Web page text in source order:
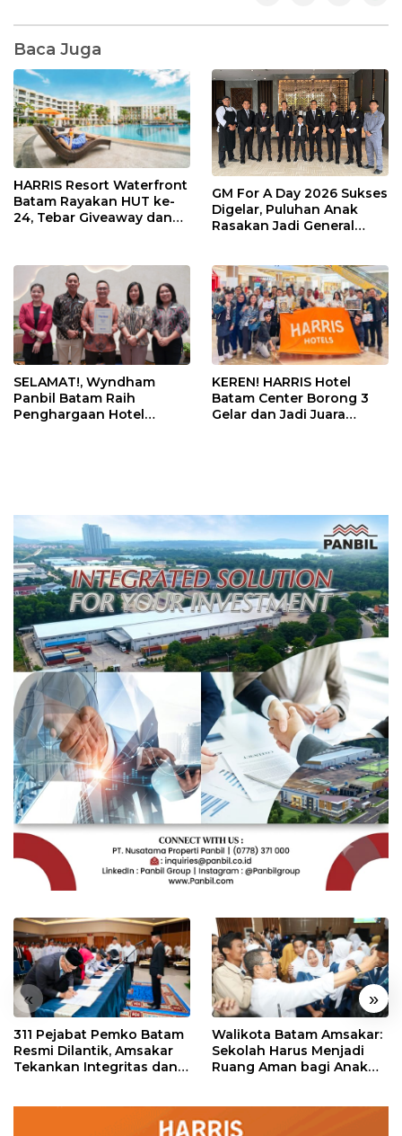
Baca Juga
HARRIS Resort Waterfront
Batam Rayakan HUT ke-
24, Tebar Giveaway dan
GM For A Day 2026 Sukses
Digelar, Puluhan Anak
Rasakan Jadi General
SELAMAT!, Wyndham
Panbil Batam Raih
Penghargaan Hotel
KEREN! HARRIS Hotel
Batam Center Borong 3
Gelar dan Jadi Juara
« »
311 Pejabat Pemko Batam
Resmi Dilantik, Amsakar
Tekankan Integritas dan
Walikota Batam Amsakar:
Sekolah Harus Menjadi
Ruang Aman bagi Anak